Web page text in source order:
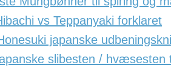
vs Teppanyaki forklaret
japanske
slibesten / hvæsesten